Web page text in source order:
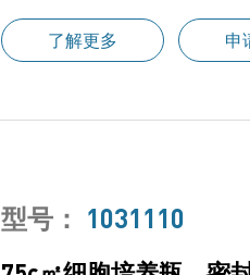
了解更多 申
型号： 1031110